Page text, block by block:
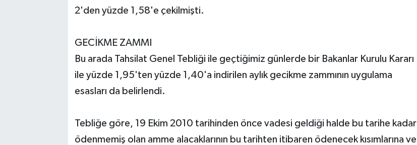
2'den yüzde 1,58'e çekilmişti.
GECİKME ZAMMI
Bu arada Tahsilat Genel Tebliği ile geçtiğimiz günlerde bir Bakanlar Kurulu Kararı
ile yüzde 1,95'ten yüzde 1,40'a indirilen aylık gecikme zammının uygulama
esasları da belirlendi.
Tebliğe göre, 19 Ekim 2010 tarihinden önce vadesi geldiği halde bu tarihe kadar
ödenmemiş olan amme alacaklarının bu tarihten itibaren ödenecek kısımlarına ve